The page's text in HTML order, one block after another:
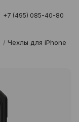
+7 (495) 085-40-80
/ Чехлы для iPhone